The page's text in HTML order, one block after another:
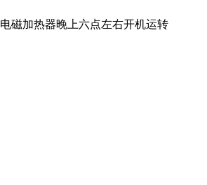
电磁加热器晚上六点左右开机运转